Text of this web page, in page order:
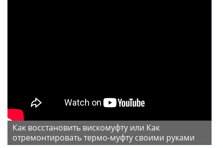
Как восстановить вискомуфту или Как
отремонтировать термо-муфту своими руками